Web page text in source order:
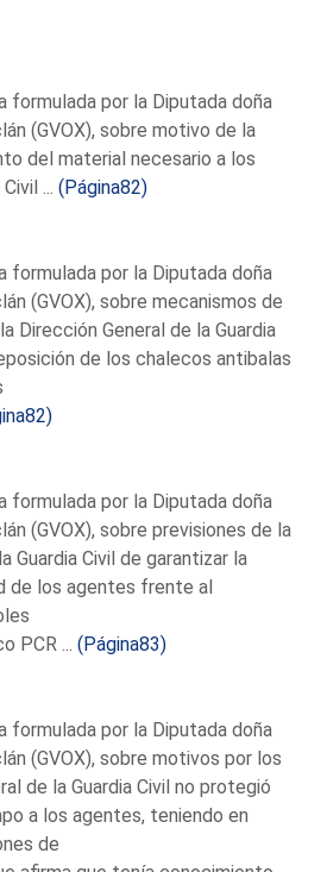
formulada por la Diputada doña
(GVOX), sobre motivo de la
del material necesario a los
...(Página82)
formulada por la Diputada doña
(GVOX), sobre mecanismos de
Dirección General de la Guardia
de los chalecos antibalas
formulada por la Diputada doña
(GVOX), sobre previsiones de la
Guardia Civil de garantizar la
de los agentes frente al
PCR ...(Página83)
formulada por la Diputada doña
(GVOX), sobre motivos por los
de la Guardia Civil no protegió
a los agentes, teniendo en
de